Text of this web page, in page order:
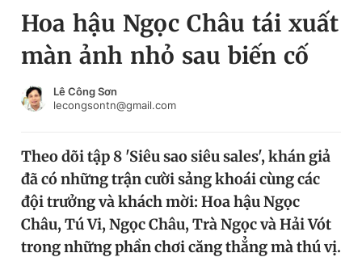
Chuyên mục
Chuyên mục khác
Tin thị trường Tin 360
Video Magazine
Đổi mật khẩu
Tin đã lưu
Tin đã xem
Đăng xuất
Hoa hậu Ngọc Châu tái xuất
màn ảnh nhỏ sau biến cố
Lê Công Sơn
lecongsontn@gmail.com
Theo dõi tập 8 'Siêu sao siêu sales', khán giả
đã có những trận cười sảng khoái cùng các
đội trưởng và khách mời: Hoa hậu Ngọc
Châu, Tú Vi, Ngọc Châu, Trà Ngọc và Hải Vót
trong những phần chơi căng thẳng mà thú vị.